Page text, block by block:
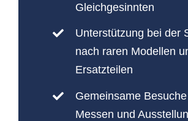
Gleichgesinnten
Unterstützung bei der
nach raren Modellen
Ersatzteilen
Gemeinsame
Messen und